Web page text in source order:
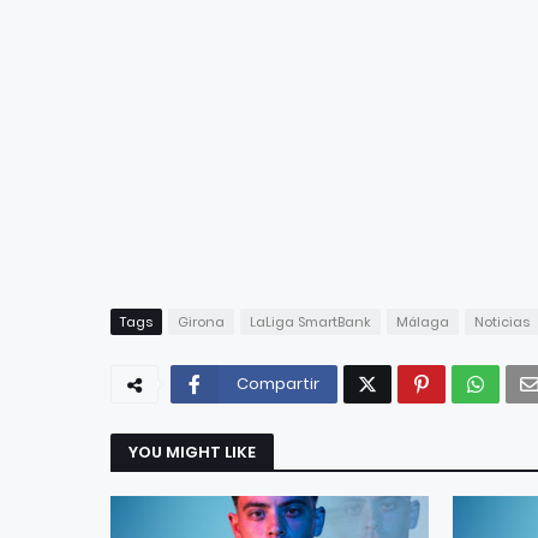
Tags Girona LaLiga SmartBank Málaga Noticias
Compartir
YOU MIGHT LIKE